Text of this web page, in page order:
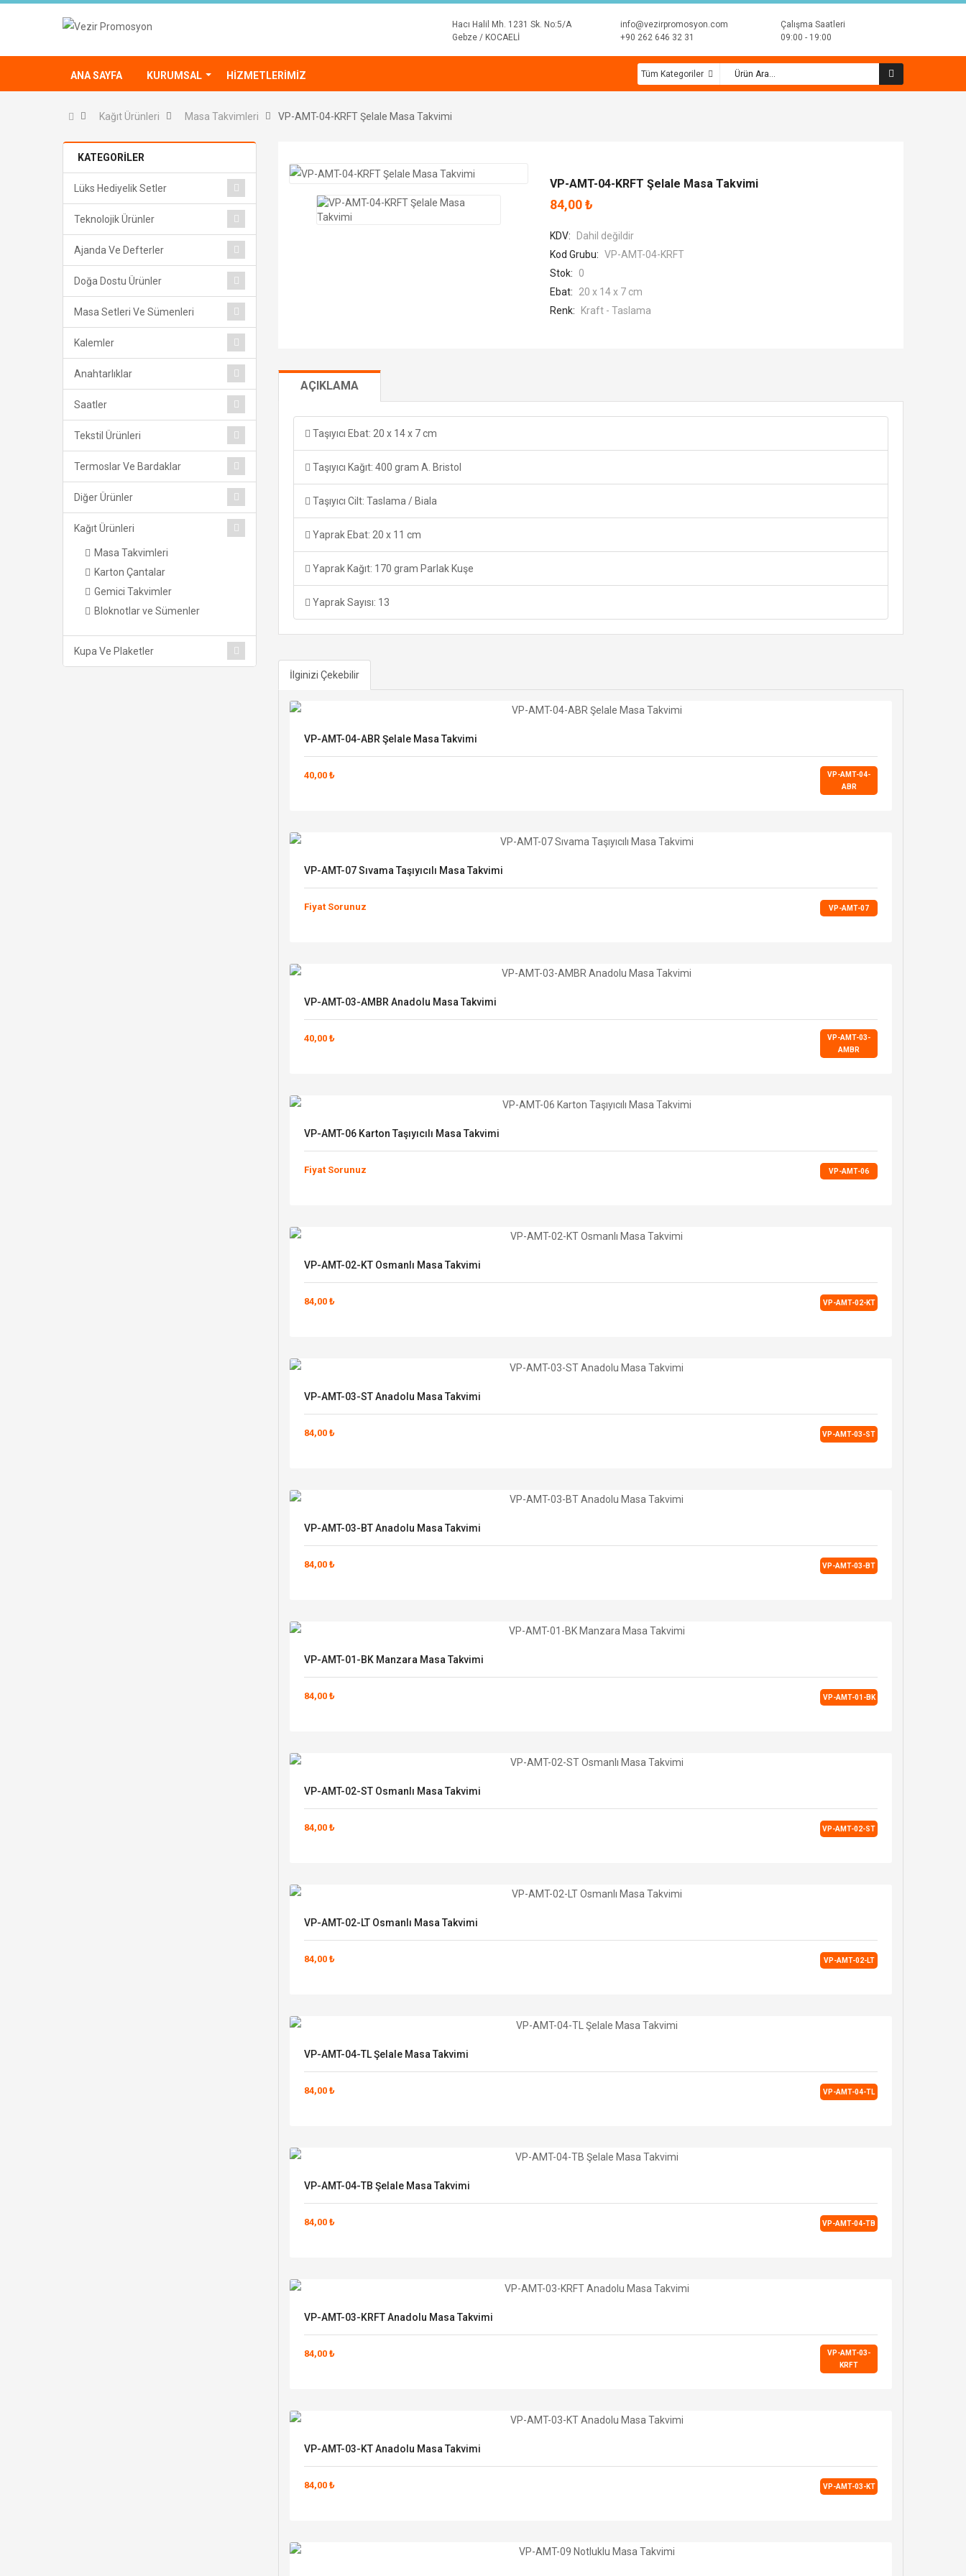
Hacı Halil Mh. 1231 Sk. No:5/A
Gebze / KOCAELİ
info@vezirpromosyon.com
+90 262 646 32 31
Çalışma Saatleri
09:00 - 19:00
ANA SAYFA KURUMSAL HIZMETLERIMIZ
Kağıt Ürünleri Masa Takvimleri VP-AMT-04-KRFT Şelale Masa Takvimi
KATEGORİLER
Lüks Hediyelik Setler
Teknolojik Ürünler
Ajanda Ve Defterler
Doğa Dostu Ürünler
Masa Setleri Ve Sümenleri
Kalemler
Anahtarlıklar
Saatler
Tekstil Ürünleri
Termoslar Ve Bardaklar
Diğer Ürünler
Kağıt Ürünleri
Masa Takvimleri
Karton Çantalar
Gemici Takvimler
Bloknotlar ve Sümenler
Kupa Ve Plaketler
VP-AMT-04-KRFT Şelale Masa Takvimi
84,00 ₺
KDV:
Dahil değildir
Kod Grubu: VP-AMT-04-KRFT
Stok:
0
Ebat:
20 x 14 x 7 cm
Renk:
Kraft - Taslama
AÇIKLAMA
Taşıyıcı Ebat: 20 x 14 x 7 cm
Taşıyıcı Kağıt: 400 gram A. Bristol
Taşıyıcı Cilt: Taslama / Biala
Yaprak Ebat: 20 x 11 cm
Yaprak Kağıt: 170 gram Parlak Kuşe
Yaprak Sayısı: 13
İlginizi Çekebilir
VP-AMT-04-ABR Şelale Masa Takvimi
40,00 ₺
VP-AMT-04-
ABR
VP-AMT-07 Sıvama Taşıyıcılı Masa Takvimi
Fiyat Sorunuz VP-AMT-07
VP-AMT-03-AMBR Anadolu Masa Takvimi
40,00 ₺
VP-AMT-03-
AMBR
VP-AMT-06 Karton Taşıyıcılı Masa Takvimi
Fiyat Sorunuz VP-AMT-06
VP-AMT-02-KT Osmanlı Masa Takvimi
84,00 ₺ VP-AMT-02-KT
VP-AMT-03-ST Anadolu Masa Takvimi
84,00 ₺ VP-AMT-03-ST
VP-AMT-03-BT Anadolu Masa Takvimi
84,00 ₺ VP-AMT-03-BT
VP-AMT-01-BK Manzara Masa Takvimi
84,00 ₺ VP-AMT-01-BK
VP-AMT-02-ST Osmanlı Masa Takvimi
84,00 ₺ VP-AMT-02-ST
VP-AMT-02-LT Osmanlı Masa Takvimi
84,00 ₺ VP-AMT-02-LT
VP-AMT-04-TL Şelale Masa Takvimi
84,00 ₺ VP-AMT-04-TL
VP-AMT-04-TB Şelale Masa Takvimi
84,00 ₺ VP-AMT-04-TB
VP-AMT-03-KRFT Anadolu Masa Takvimi
84,00 ₺
VP-AMT-03-
KRFT
VP-AMT-03-KT Anadolu Masa Takvimi
84,00 ₺ VP-AMT-03-KT